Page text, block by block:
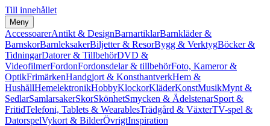
Till innehållet
Meny
AccessoarerAntikt & DesignBarnartiklarBarnkläder &
BarnskorBarnleksakerBiljetter & ResorBygg & VerktygBöcker &
TidningarDatorer & TillbehörDVD &
VideofilmerFordonFordonsdelar & tillbehörFoto, Kameror &
OptikFrimärkenHandgjort & KonsthantverkHem &
HushållHemelektronikHobbyKlockorKläderKonstMusikMynt &
SedlarSamlarsakerSkorSkönhetSmycken & ÄdelstenarSport &
FritidTelefoni, Tablets & WearablesTrädgård & VäxterTV-spel &
DatorspelVykort & BilderÖvrigtInspiration